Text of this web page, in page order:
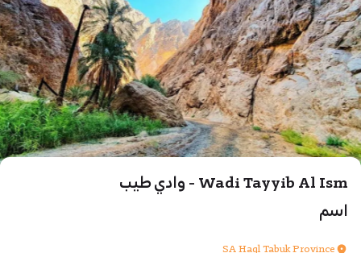
Wadi Tayyib Al Ism - وادي طيب
اسم
SA Haql Tabuk Province